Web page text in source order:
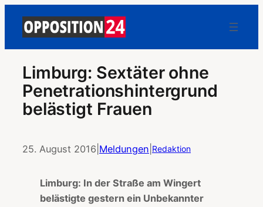
Limburg: Sextäter ohne
Penetrationshintergrund
belästigt Frauen
25. August 2016 Meldungen Redaktion
Limburg: In der Straße am Wingert
belästigte gestern ein Unbekannter